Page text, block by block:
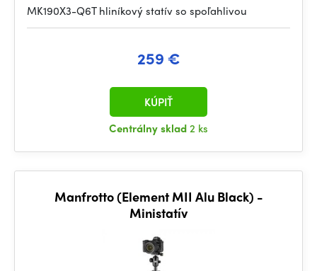
MK190X3-Q6T hliníkový statív so spoľahlivou
259 €
Centrálny sklad2 ks
KÚPIŤ
Manfrotto (Element MII Alu Black) -
Ministatív